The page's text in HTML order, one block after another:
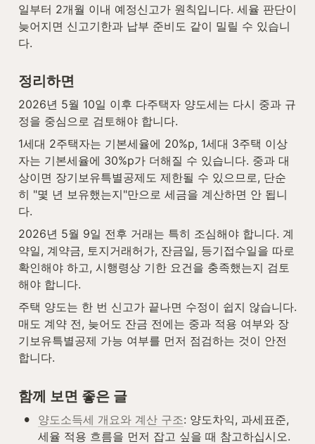
일부터 2개월 이내 예정신고가 원칙입니다. 세율 판단이
늦어지면 신고기한과 납부 준비도 같이 밀릴 수 있습니
다.
정리하면
2026년 5월 10일 이후 다주택자 양도세는 다시 중과 규
정을 중심으로 검토해야 합니다.
1세대 2주택자는 기본세율에 20%p, 1세대 3주택 이상
자는 기본세율에 30%p가 더해질 수 있습니다. 중과 대
상이면 장기보유특별공제도 제한될 수 있으므로, 단순
히 "몇 년 보유했는지"만으로 세금을 계산하면 안 됩니
다.
2026년 5월 9일 전후 거래는 특히 조심해야 합니다. 계
약일, 계약금, 토지거래허가, 잔금일, 등기접수일을 따로
확인해야 하고, 시행령상 기한 요건을 충족했는지 검토
해야 합니다.
주택 양도는 한 번 신고가 끝나면 수정이 쉽지 않습니다.
매도 계약 전, 늦어도 잔금 전에는 중과 적용 여부와 장
기보유특별공제 가능 여부를 먼저 점검하는 것이 안전
합니다.
함께 보면 좋은 글
• 양도소득세 개요와 계산 구조: 양도차익, 과세표준,
세율 적용 흐름을 먼저 잡고 싶을 때 참고하십시오.